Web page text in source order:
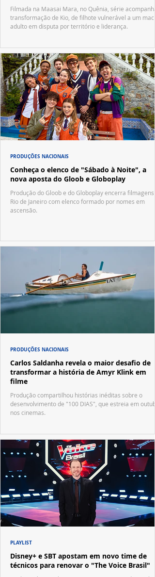
Filmada na Maasai Mara, no Quênia, série acompanha
transformação de Kio, de filhote vulnerável a um
adulto em disputa por território e liderança.
Conheça o elenco de "Sábado à Noite", a
nova aposta do Gloob e Globoplay
Produção do Gloob e do Globoplay encerra filmagens
Rio de Janeiro com elenco formado por nomes em
ascensão.
PRODUÇÕES NACIONAIS
Carlos Saldanha revela o maior desafio de
transformar a história de Amyr Klink em
filme
Produção compartilhou histórias inéditas sobre o
desenvolvimento de "100 DIAS", que estreia em
nos cinemas.
PRODUÇÕES NACIONAIS
Disney+ e SBT apostam em novo time de
técnicos para renovar o "The Voice Brasil"
PLAYLIST